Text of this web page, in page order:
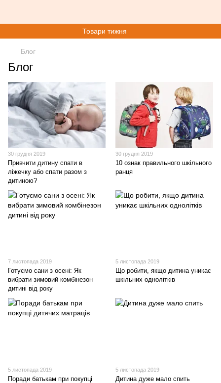
Товари тижня
Блог
Блог
30 грудня 2019
Привчити дитину спати в
ліжечку або спати разом з
дитиною?
30 грудня 2019
10 ознак правильного шкільного
ранця
7 листопада 2019
Готуємо сани з осені: Як
вибрати зимовий комбінезон
дитині від року
5 листопада 2019
Що робити, якщо дитина уникає
шкільних однолітків
5 листопада 2019
Поради батькам при покупці
5 листопада 2019
Дитина дуже мало спить